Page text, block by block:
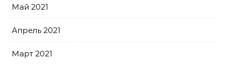
Май 2021
Апрель 2021
Март 2021